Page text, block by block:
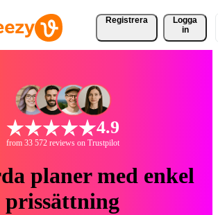
Registrera
Logga
in
4.9
from 33 572 reviews on Trustpilot
planer med enkel
prissättning